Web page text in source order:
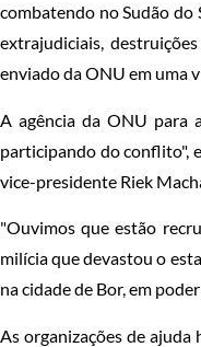
combatendo no Sudão do
extrajudiciais,
enviado da ONU em uma
A agência da ONU para
participando do conflito",
vice-presidente Riek
"Ouvimos que estão
milícia que devastou o
na cidade de Bor, em
As organizações de